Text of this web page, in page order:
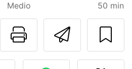
Medio 50 min
Imprimir
al autor
foto de esta